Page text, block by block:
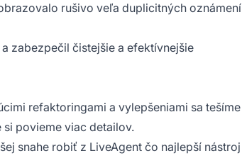
rušivo veľa duplicitných oznámení
zabezpečil čistejšie a efektívnejšie
refaktoringami a vylepšeniami sa tešíme
si povieme viac detailov.
snahe robiť z LiveAgent čo najlepší nástroj